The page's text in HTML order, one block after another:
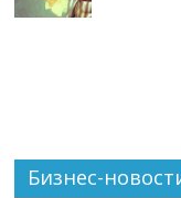
Бизнес-